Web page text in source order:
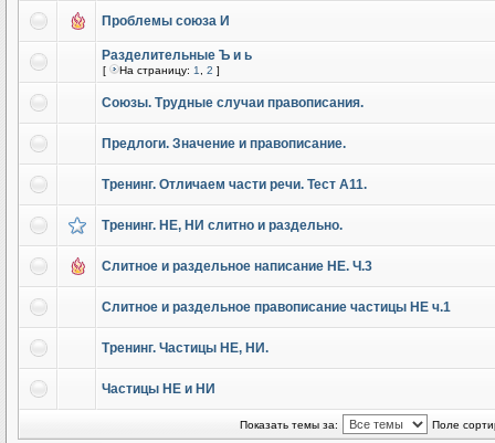
Проблемы союза И
Разделительные Ъ и ь
[ На страницу: 1 2 ]
Союзы. Трудные случаи правописания.
Предлоги. Значение и правописание.
Тренинг. Отличаем части речи. Тест А11.
Тренинг. НЕ, НИ слитно и раздельно.
Слитное и раздельное написание НЕ. Ч.3
Слитное и раздельное правописание частицы НЕ ч.1
Тренинг. Частицы НЕ, НИ.
Частицы НЕ и НИ
Показать темы за: Поле